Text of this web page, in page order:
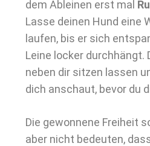
dem Ableinen erst mal
Lasse deinen Hund eine
laufen, bis er sich
Leine locker durchhängt.
neben dir sitzen lassen
dich anschaut, bevor du
Die gewonnene Freiheit
aber nicht bedeuten,